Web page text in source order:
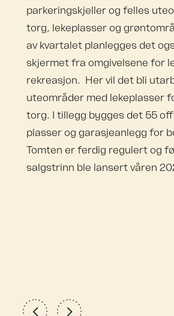
parkeringskjeller og felles
torg, lekeplasser og
av kvartalet planlegges det
skjermet fra omgivelsene for
rekreasjon. Her vil det bli
uteområder med lekeplasser
torg. I tillegg bygges det 55
plasser og garasjeanlegg for
Tomten er ferdig regulert og
salgstrinn ble lansert våren
Forrige Neste